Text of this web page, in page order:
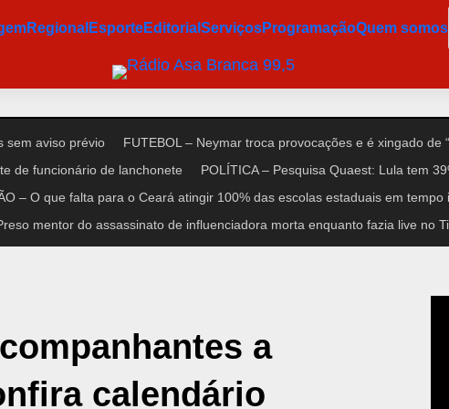
Regional EsporteEditorial ServiçosProgramaçãoQuem somos
sem aviso prévio FUTEBOL – Neymar troca provocações e é xingado de
de funcionário de lanchonete
POLÍTICA – Pesquisa Quaest: Lula tem
– O que falta para o Ceará atingir 100% das escolas estaduais em tempo
mentor do assassinato de influenciadora morta enquanto fazia live no
a
calendário